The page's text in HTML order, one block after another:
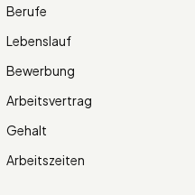
Berufe
Lebenslauf
Bewerbung
Arbeitsvertrag
Gehalt
Arbeitszeiten